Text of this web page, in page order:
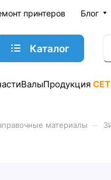
принтеров Блог
Каталог
ВалыПродукция CET
материалы